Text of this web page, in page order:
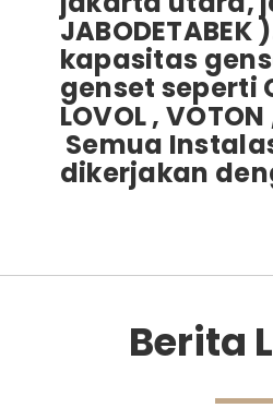
kapasitas
genset seperti
LOVOL ,
Semua
dikerjakan
Berita